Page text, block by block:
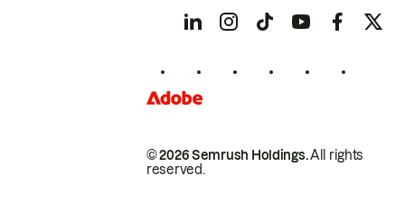
© 2026 Semrush Holdings.All rights
reserved.